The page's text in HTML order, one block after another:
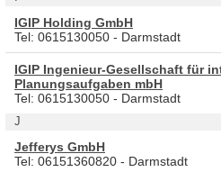
IGIP Holding GmbH
Tel: 0615130050 - Darmstadt
IGIP Ingenieur-Gesellschaft für
Planungsaufgaben mbH
Tel: 0615130050 - Darmstadt
J
Jefferys GmbH
Tel: 06151360820 - Darmstadt